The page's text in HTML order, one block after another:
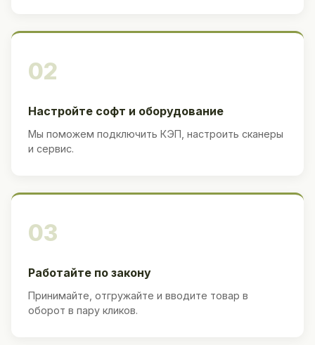
02
Настройте софт и оборудование
Мы поможем подключить КЭП, настроить сканеры
и сервис.
03
Работайте по закону
Принимайте, отгружайте и вводите товар в
оборот в пару кликов.